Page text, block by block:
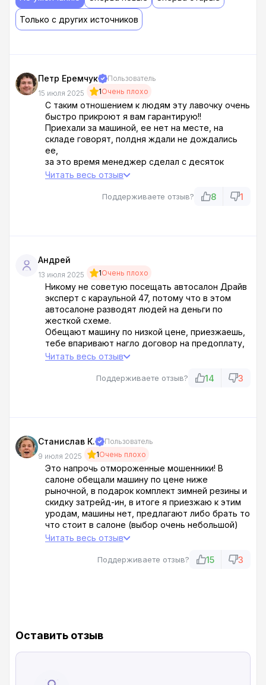
Только с других источников
Петр Еремчук
Пользователь
15 июля 2025
1Очень плохо
С таким отношением к людям эту лавочку очень
быстро прикроют я вам гарантирую!!
Приехали за машиной, ее нет на месте, на
складе говорят, полдня ждали не дождались
ее,
за это время менеджер сделал с десяток
попыток впарить то что стоит в салоне, два
красную авттеку и цену выше рынка процентов
Читать весь отзыв
Поддерживаете отзыв? 8 1
Андрей
13 июля 2025 1Очень плохо
Никому не советую посещать автосалон Драйв
эксперт с караульной 47, потому что в этом
автосалоне разводят людей на деньги по
жесткой схеме.
Обещают машину по низкой цене, приезжаешь,
тебе впаривают нагло договор на предоплату,
типо подписывайте пока а мы тачку подвезем.
деньги вам не вернут, разве что через суд, ну а
Читать весь отзыв
Поддерживаете отзыв? 14 3
Станислав К.
Пользователь
9 июля 2025
1Очень плохо
Это напрочь отмороженные мошенники! В
салоне обещали машину по цене ниже
рыночной, в подарок комплект зимней резины и
скидку затрейд-ин, в итоге я приезжаю к этим
уродам, машины нет, предлагают либо брать то
что стоит в салоне (выбор очень небольшой)
либо оставить предоплату и ждать машину
Берегите свои деньги, не связвайтесь с
Читать весь отзыв
Поддерживаете отзыв? 15 3
Оставить отзыв